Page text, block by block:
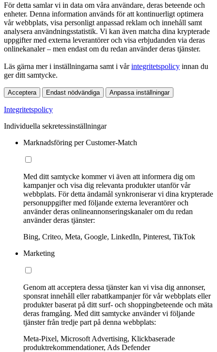
För detta samlar vi in data om våra användare, deras beteende och
enheter. Denna information används för att kontinuerligt optimera
vår webbplats, visa personligt anpassad reklam och innehåll samt
analysera användningsstatistik. Vi kan även matcha dina krypterade
uppgifter med externa leverantörer och visa erbjudanden via deras
onlinekanaler – men endast om du redan använder deras tjänster.
Läs gärna mer i inställningarna samt i vårintegritetspolicy innan du
ger ditt samtycke.
Acceptera Endast nödvändiga Anpassa inställningar
Integritetspolicy
Individuella sekretessinställningar
Marknadsföring per Customer-Match
Med ditt samtycke kommer vi även att informera dig om
kampanjer och visa dig relevanta produkter utanför vår
webbplats. För detta ändamål synkroniserar vi dina krypterade
personuppgifter med följande externa leverantörer och
använder deras onlineannonseringskanaler om du redan
använder deras tjänster:
Bing, Criteo, Meta, Google, LinkedIn, Pinterest, TikTok
Marketing
Genom att acceptera dessa tjänster kan vi visa dig annonser,
sponsrat innehåll eller rabattkampanjer för vår webbplats eller
produkter baserat på ditt surf- och shoppingbeteende och mäta
deras framgång. Med ditt samtycke använder vi följande
tjänster från tredje part på denna webbplats:
Meta-Pixel, Microsoft Advertising, Klickbaserade
produktrekommendationer, Ads Defender